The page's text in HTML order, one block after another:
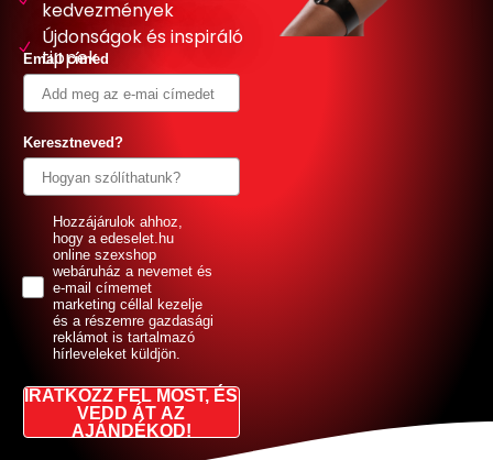
kedvezmények
Újdonságok és inspiráló
tippek
Email címed
Keresztneved?
GDPRHozzájárulok ahhoz,
hogy a edeselet.hu
online szexshop
webáruház a nevemet és
e-mail címemet
marketing céllal kezelje
és a részemre gazdasági
reklámot is tartalmazó
hírleveleket küldjön.
IRATKOZZ FEL MOST, ÉS
VEDD ÁT AZ
AJÁNDÉKOD!